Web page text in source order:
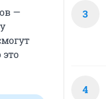
—
3
4